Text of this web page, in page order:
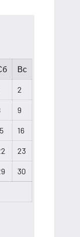
Вс
2
9
16
23
30